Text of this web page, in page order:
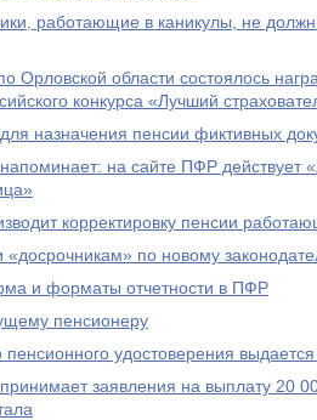
работающие в каникулы, не
Орловской области состоялось
конкурса «Лучший
назначения пенсии фиктивных
на сайте ПФР действует
корректировку пенсии
по новому
и форматы отчетности в ПФР
пенсионеру
удостоверения выдается
заявления на выплату 20